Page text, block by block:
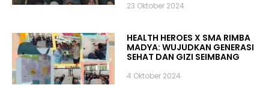
23 Oktober 2024
HEALTH HEROES X SMA RIMBA
MADYA: WUJUDKAN GENERASI
SEHAT DAN GIZI SEIMBANG
4 Oktober 2024